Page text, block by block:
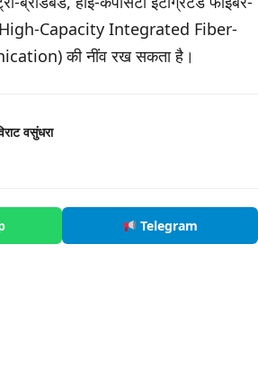
Capacity Integrated Fiber-
की नींव रख सकता है।
वसुंधरा
Telegram